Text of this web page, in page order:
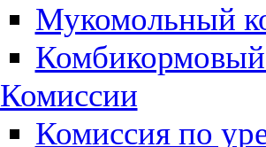
Мукомольный
Комбикормовый
Комиссии
Комиссия по